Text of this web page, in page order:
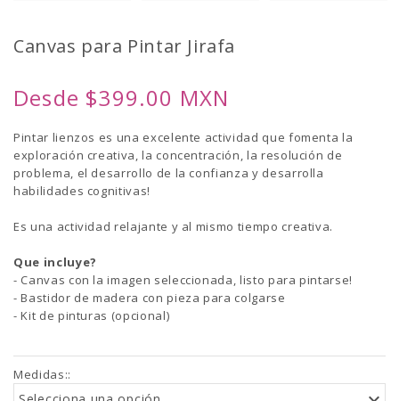
Canvas para Pintar Jirafa
Desde $399.00 MXN
Pintar lienzos es una excelente actividad que fomenta la
exploración creativa, la concentración, la resolución de
problema, el desarrollo de la confianza y desarrolla
habilidades cognitivas!
Es una actividad relajante y al mismo tiempo creativa.
Que incluye?
- Canvas con la imagen seleccionada, listo para pintarse!
- Bastidor de madera con pieza para colgarse
- Kit de pinturas (opcional)
Medidas::